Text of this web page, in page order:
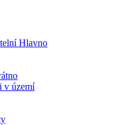
Hlavno
v území